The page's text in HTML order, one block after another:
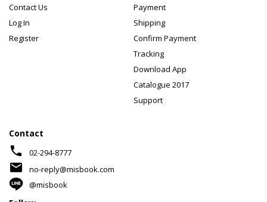
Contact Us
Log In
Register
Payment
Shipping
Confirm Payment
Tracking
Download App
Catalogue 2017
Support
Contact
phone 02-294-8777
mail
no-reply@misbook.com
@misbook